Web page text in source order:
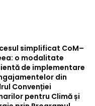
simplificat CoM–
o modalitate
de implementare
din
Convenției
pentru Climă și